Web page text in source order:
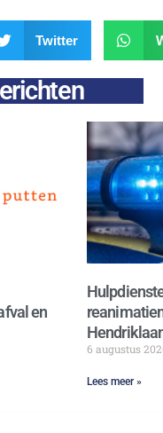
Twitter
en
6 augustus
Lees meer »